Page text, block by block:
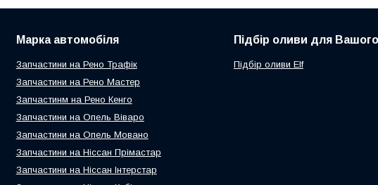
Марка автомобіля
Запчастини на Рено Трафік
Запчастини на Рено Мастер
Запчастинм на Рено Кенго
Запчастини на Опель Віваро
Запчастини на Опель Мовано
Запчастини на Ніссан Прімастар
Запчастини на Ніссан Інтерстар
Підбір оливи для
Підбір оливи Elf